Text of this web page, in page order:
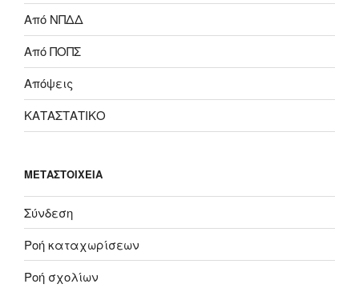
Από ΝΠΔΔ
Από ΠΟΠΣ
Απόψεις
ΚΑΤΑΣΤΑΤΙΚΟ
ΜΕΤΑΣΤΟΙΧΕΊΑ
Σύνδεση
Ροή καταχωρίσεων
Ροή σχολίων